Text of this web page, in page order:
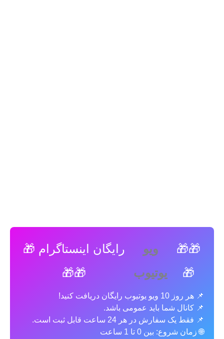
🎁🎁
🎁
ویو
یوتیوب
رایگان اینستاگرام 🎁
🎁🎁
📌 هر روز 10 ویو یوتیوب رایگان دریافت کنید!
📌 کانال شما باید عمومی باشد.
📌 فقط یک سفارش در هر 24 ساعت قابل ثبت است.
🌐 زمان شروع: بین 0 تا 1 ساعت